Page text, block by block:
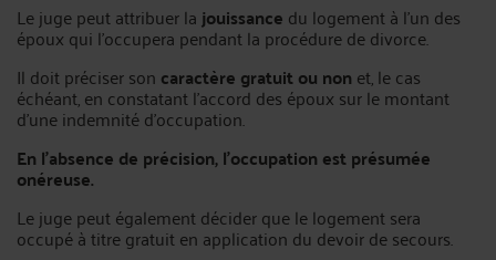
Le juge peut attribuer lajouissance du logement à l'un des
époux qui l'occupera pendant la procédure de divorce.
Il doit préciser son caractère gratuit ou non et, le cas
échéant, en constatant l'accord des époux sur le montant
d'une indemnité d'occupation.
En l'absence de précision, l'occupation est présumée
onéreuse.
Le juge peut également décider que le logement sera
occupé à titre gratuit en application du devoir de secours.